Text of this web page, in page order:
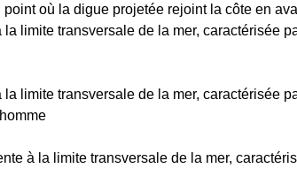
où la digue projetée rejoint la côte en
limite transversale de la mer, caractérisée
limite transversale de la mer, caractérisée
à la limite transversale de la mer,